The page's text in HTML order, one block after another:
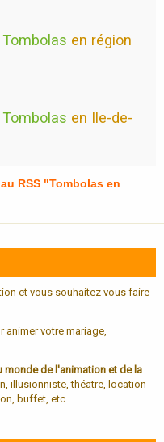
Tombolas en région
Tombolas en Ile-de-
RSS "Tombolas en
et vous souhaitez vous faire
votre mariage,
monde de l'animation et de la
illusionniste, théatre, location
buffet, etc...